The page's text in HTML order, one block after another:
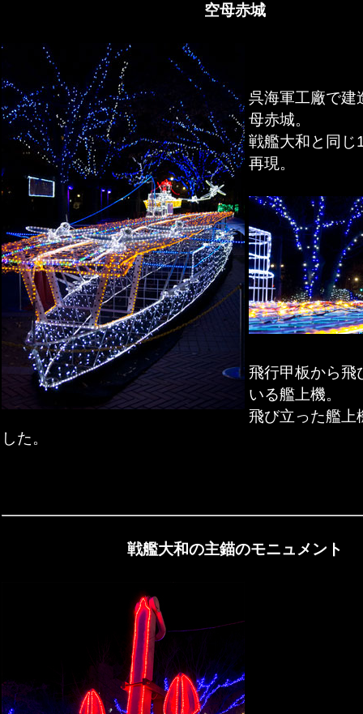
空母赤城
呉海軍工廠で建
母赤城。
戦艦大和と同じ
再現。
飛行甲板から飛
いる艦上機。
飛び立った艦上
した。
戦艦大和の主錨のモニュメント